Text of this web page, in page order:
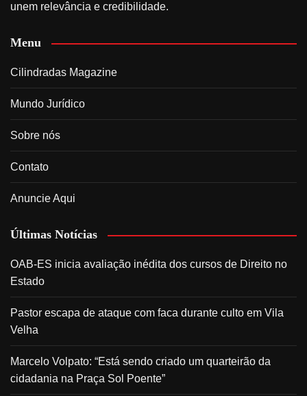
unem relevância e credibilidade.
Menu
Cilindradas Magazine
Mundo Jurídico
Sobre nós
Contato
Anuncie Aqui
Últimas Notícias
OAB-ES inicia avaliação inédita dos cursos de Direito no
Estado
Pastor escapa de ataque com faca durante culto em Vila
Velha
Marcelo Volpato: “Está sendo criado um quarteirão da
cidadania na Praça Sol Poente”